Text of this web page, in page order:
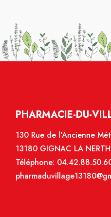
PHARMACIE-DU-
130 Rue de l'Ancienne
13180 GIGNAC LA
Téléphone: